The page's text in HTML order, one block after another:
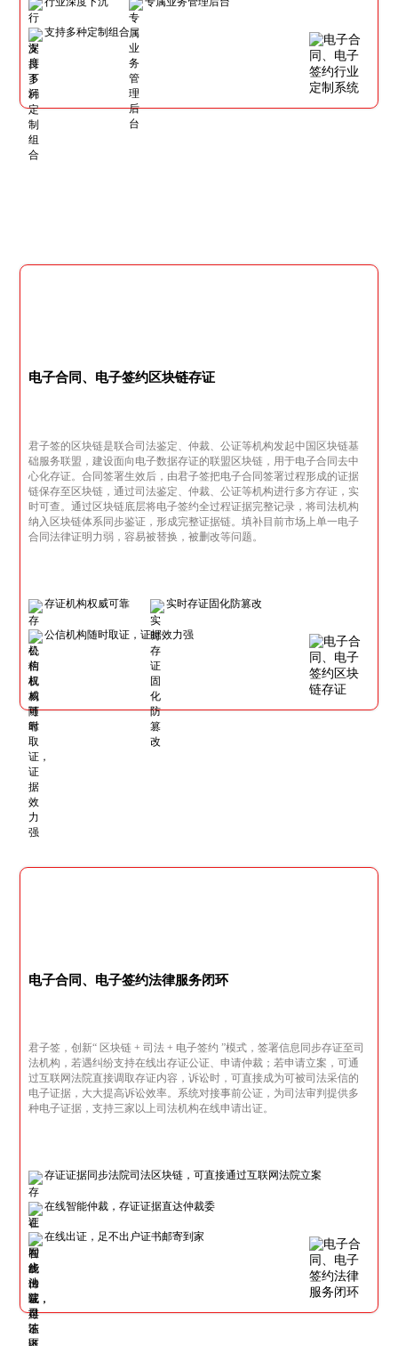
支持多种定制组合
电子合同、电子签约区块链存证
君子签的区块链是联合司法鉴定、仲裁、公证等机构发起中国区块链基
础服务联盟，建设面向电子数据存证的联盟区块链，用于电子合同去中
心化存证。合同签署生效后，由君子签把电子合同签署过程形成的证据
链保存至区块链，通过司法鉴定、仲裁、公证等机构进行多方存证，实
时可查。通过区块链底层将电子签约全过程证据完整记录，将司法机构
纳入区块链体系同步鉴证，形成完整证据链。填补目前市场上单一电子
合同法律证明力弱，容易被替换，被删改等问题。
存证机构权威可靠 实时存证固化防篡改
公信机构随时取证，证据效力强
电子合同、电子签约法律服务闭环
君子签，创新“ 区块链 + 司法 + 电子签约 ”模式，签署信息同步存证至司
法机构，若遇纠纷支持在线出存证公证、申请仲裁；若申请立案，可通
过互联网法院直接调取存证内容，诉讼时，可直接成为可被司法采信的
电子证据，大大提高诉讼效率。系统对接事前公证，为司法审判提供多
种电子证据，支持三家以上司法机构在线申请出证。
存证证据同步法院司法区块链，可直接通过互联网法院立案
在线智能仲裁，存证证据直达仲裁委
在线出证，足不出户证书邮寄到家